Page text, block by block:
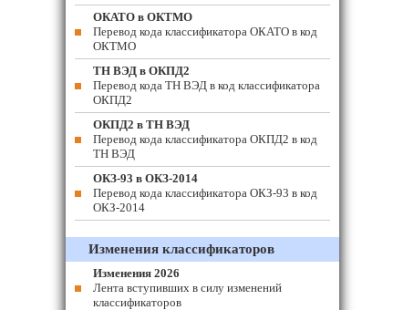
ОКАТО в ОКТМО
Перевод кода классификатора ОКАТО в код
ОКТМО
ТН ВЭД в ОКПД2
Перевод кода ТН ВЭД в код классификатора
ОКПД2
ОКПД2 в ТН ВЭД
Перевод кода классификатора ОКПД2 в код
ТН ВЭД
ОКЗ-93 в ОКЗ-2014
Перевод кода классификатора ОКЗ-93 в код
ОКЗ-2014
Изменения классификаторов
Изменения 2026
Лента вступивших в силу изменений
классификаторов